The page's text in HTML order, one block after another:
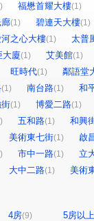
福懋首耀大樓(1)
廊(1) 碧連天大樓(1)
之心大樓(1)
太普
大廈(1) 艾美館(1)
旺時代(1)
鄰語堂
(1) 南台路(1)
和
街(1) 博愛二路(1)
五和路(1)
和興
美術東七街(1)
啟
市中一路(1)
立
大中二路(1) 美術
4房(9) 5房以上